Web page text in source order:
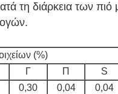
τη διάρκεια των
(%)
Γ Π
S
0,30 0,04
0,04